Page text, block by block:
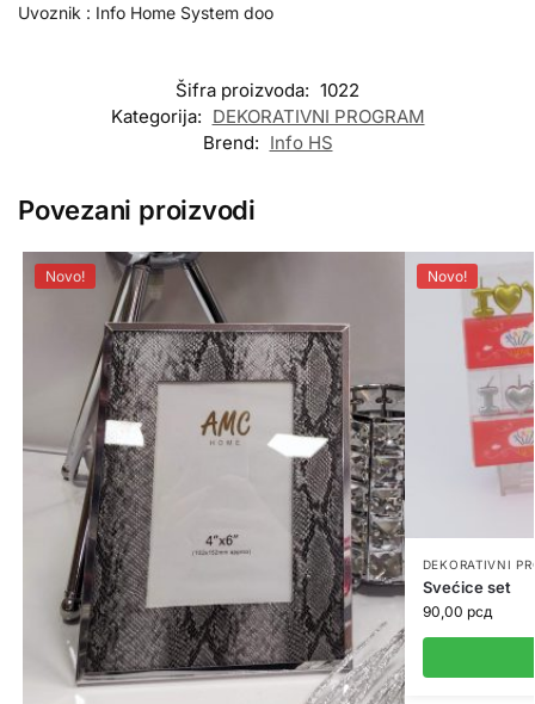
Uvoznik : Info Home System doo
Šifra proizvoda: 1022
Kategorija: DEKORATIVNI PROGRAM
Brend: Info HS
Povezani proizvodi
Novo! Novo!
DEKORATIVNI
Svećice set
90,00 рсд